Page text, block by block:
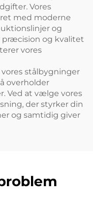
Vores
med moderne
og
præcision og kvalitet
vores
stålbygninger
overholder
Ved at vælge vores
der styrker din
og samtidig giver